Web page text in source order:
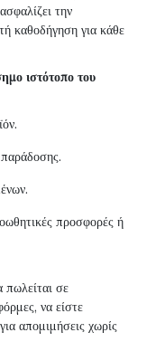
την
καθοδήγηση για κάθε
ιστότοπο του
προσφορές ή
σε
να είστε
απομιμήσεις χωρίς